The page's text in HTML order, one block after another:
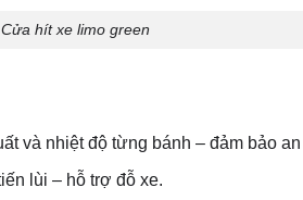
Cửa hít xe limo green
và nhiệt độ từng bánh – đảm bảo
lùi – hỗ trợ đỗ xe.